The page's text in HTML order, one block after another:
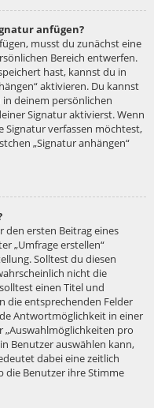
anfügen?
musst du zunächst eine
Bereich entwerfen.
hast, kannst du in
aktivieren. Du kannst
deinem persönlichen
Signatur aktivierst. Wenn
Signatur verfassen möchtest,
„Signatur anhängen“
den ersten Beitrag eines
„Umfrage erstellen“
Solltest du diesen
nicht die
einen Titel und
die entsprechenden Felder
Antwortmöglichkeit in einer
„Auswahlmöglichkeiten pro
Benutzer auswählen kann,
dabei eine zeitlich
die Benutzer ihre Stimme